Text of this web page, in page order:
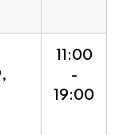
19:00
11:00